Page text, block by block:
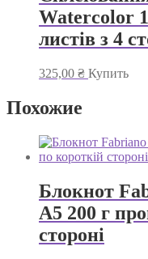
Watercolor
листів з 4
325,00 ₴ Купить
Похожие
Блокнот
А5 200 г
стороні